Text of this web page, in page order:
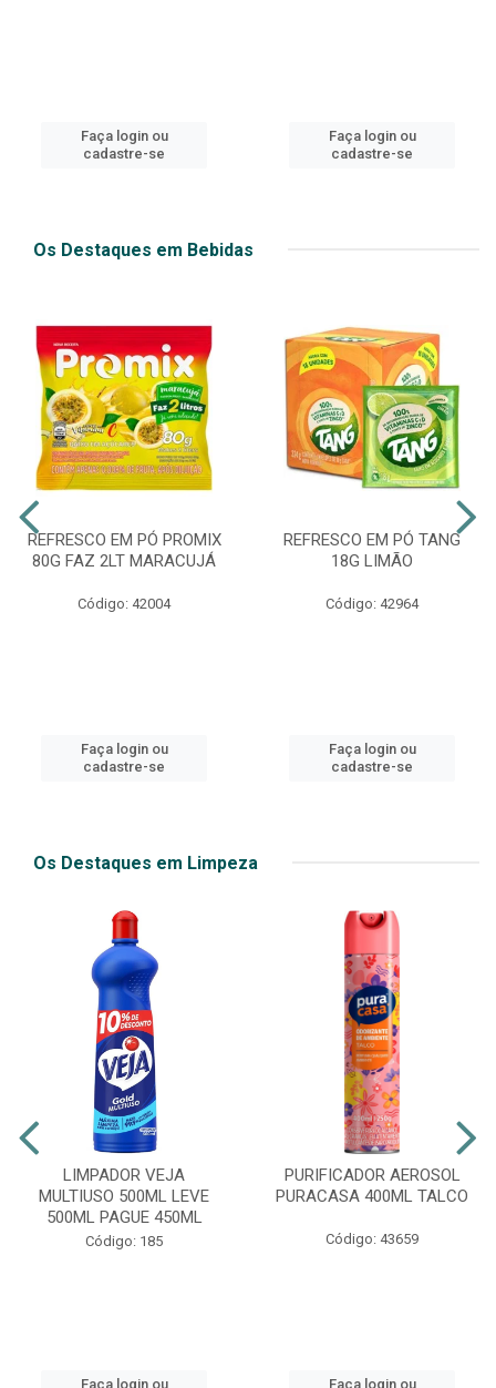
Faça login ou
cadastre-se
Faça login ou
cadastre-se
Os Destaques em Bebidas
REFRESCO EM PÓ PROMIX
80G FAZ 2LT MARACUJÁ
Código: 42004
Faça login ou
cadastre-se
REFRESCO EM PÓ TANG
18G LIMÃO
Código: 42964
Faça login ou
cadastre-se
Os Destaques em Limpeza
LIMPADOR VEJA
MULTIUSO 500ML LEVE
500ML PAGUE 450ML
Código: 185
Faça login ou
PURIFICADOR AEROSOL
PURACASA 400ML TALCO
Código: 43659
Faça login ou